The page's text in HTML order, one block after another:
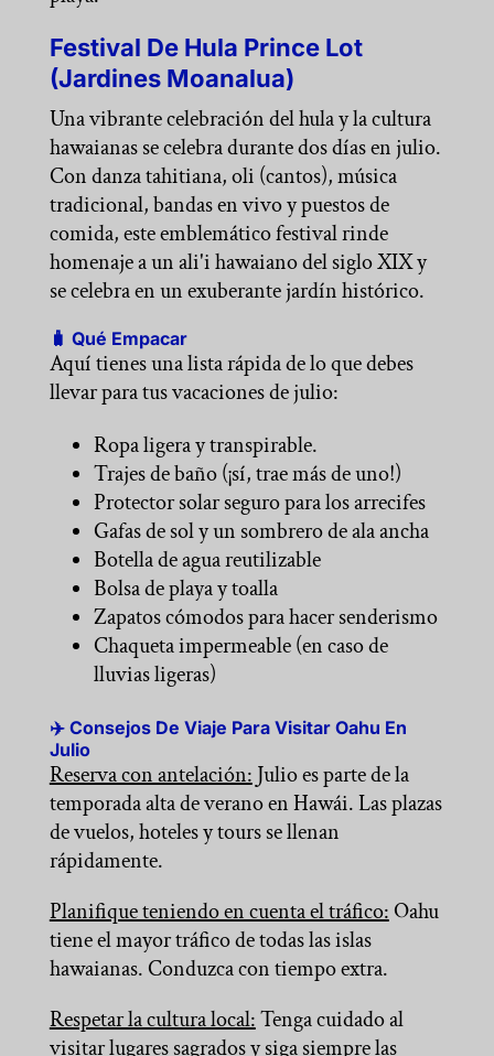
Festival De Hula Prince Lot
(Jardines Moanalua)
Una vibrante celebración del hula y la cultura
hawaianas se celebra durante dos días en julio.
Con danza tahitiana, oli (cantos), música
tradicional, bandas en vivo y puestos de
comida, este emblemático festival rinde
homenaje a un ali'i hawaiano del siglo XIX y
se celebra en un exuberante jardín histórico.
🧳 Qué Empacar
Aquí tienes una lista rápida de lo que debes
llevar para tus vacaciones de julio:
Ropa ligera y transpirable.
Trajes de baño (¡sí, trae más de uno!)
Protector solar seguro para los arrecifes
Gafas de sol y un sombrero de ala ancha
Botella de agua reutilizable
Bolsa de playa y toalla
Zapatos cómodos para hacer senderismo
Chaqueta impermeable (en caso de
lluvias ligeras)
✈️ Consejos De Viaje Para Visitar Oahu En
Julio
Reserva con antelación: Julio es parte de la
temporada alta de verano en Hawái. Las plazas
de vuelos, hoteles y tours se llenan
rápidamente.
Planifique teniendo en cuenta el tráfico:Oahu
tiene el mayor tráfico de todas las islas
hawaianas. Conduzca con tiempo extra.
Respetar la cultura local:Tenga cuidado al
visitar lugares sagrados y siga siempre las